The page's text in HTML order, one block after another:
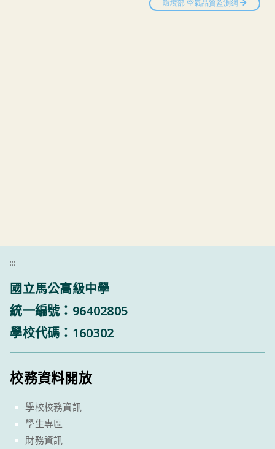
:::
國立馬公高級中學
統一編號：96402805
學校代碼：160302
校務資料開放
學校校務資訊
學生專區
財務資訊